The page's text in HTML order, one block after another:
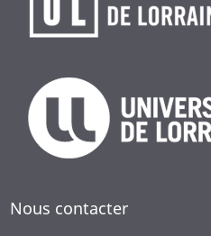
Nous contacter